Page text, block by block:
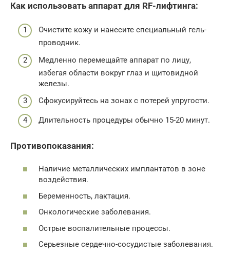
Как использовать аппарат для RF-лифтинга:
Очистите кожу и нанесите специальный гель-
проводник.
Медленно перемещайте аппарат по лицу,
избегая области вокруг глаз и щитовидной
железы.
Сфокусируйтесь на зонах с потерей упругости.
Длительность процедуры обычно 15-20 минут.
Противопоказания:
Наличие металлических имплантатов в зоне
воздействия.
Беременность, лактация.
Онкологические заболевания.
Острые воспалительные процессы.
Серьезные сердечно-сосудистые заболевания.